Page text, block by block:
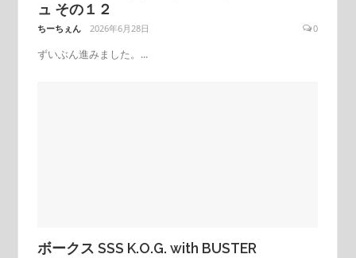
ュ その１２
ちーちぇん 2026年6月28日 0
ずいぶん進みました。...
ボークス SSS K.O.G. with BUSTER